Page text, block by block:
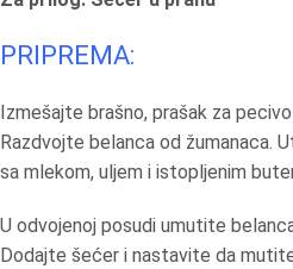
PRIPREMA:
Izmešajte brašno, prašak za
Razdvojte belanca od žumanaca.
sa mlekom, uljem i istopljenim
U odvojenoj posudi umutite
Dodajte šećer i nastavite da